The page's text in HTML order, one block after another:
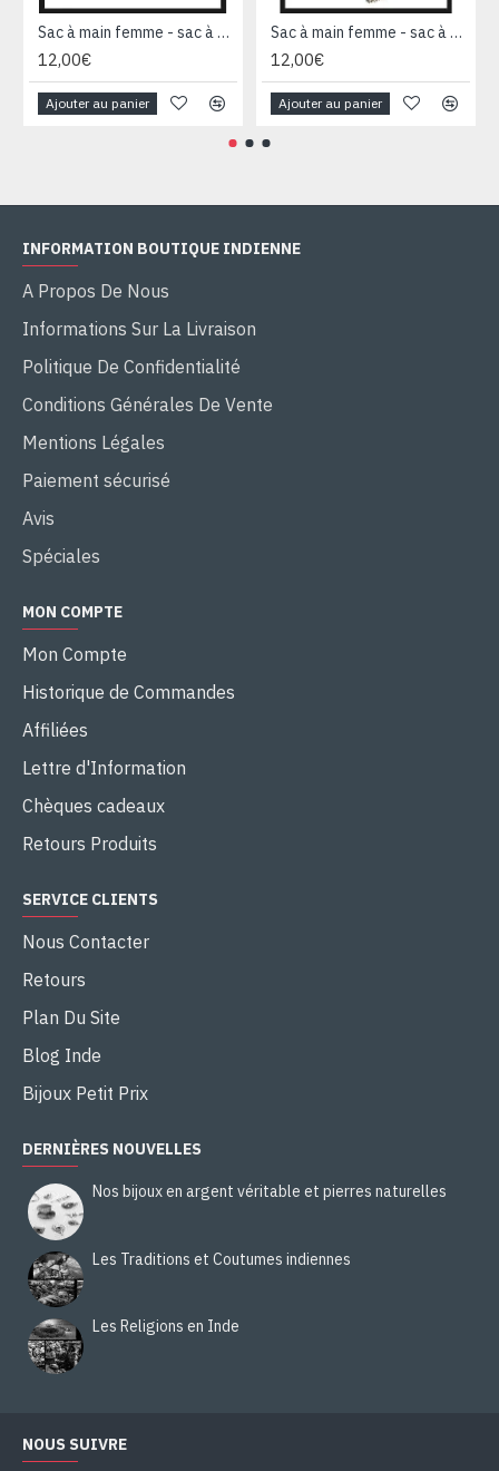
Sac à main femme - sac à main Beige foncé
12,00€
Ajouter au panier
Sac à main femme - sac à main Beige foncé
12,00€
Ajouter au panier
INFORMATION BOUTIQUE INDIENNE
A Propos De Nous
Informations Sur La Livraison
Politique De Confidentialité
Conditions Générales De Vente
Mentions Légales
Paiement sécurisé
Avis
Spéciales
MON COMPTE
Mon Compte
Historique de Commandes
Affiliées
Lettre d'Information
Chèques cadeaux
Retours Produits
SERVICE CLIENTS
Nous Contacter
Retours
Plan Du Site
Blog Inde
Bijoux Petit Prix
DERNIÈRES NOUVELLES
Nos bijoux en argent véritable et pierres naturelles
Les Traditions et Coutumes indiennes
Les Religions en Inde
NOUS SUIVRE